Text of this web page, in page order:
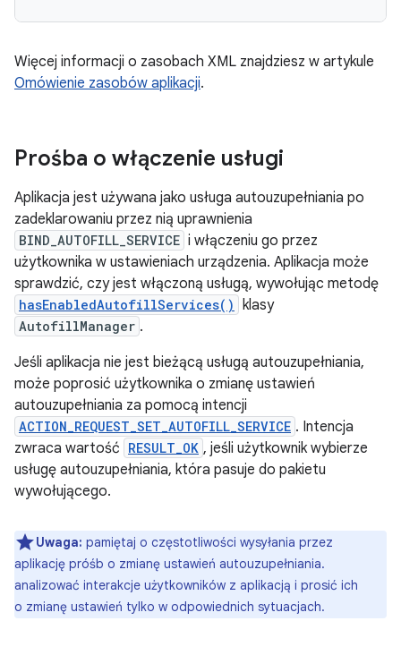
Więcej informacji o zasobach XML znajdziesz w artykule
Omówienie zasobów aplikacji.
Prośba o włączenie usługi
Aplikacja jest używana jako usługa autouzupełniania po
zadeklarowaniu przez nią uprawnienia
BIND_AUTOFILL_SERVICE i włączeniu go przez
użytkownika w ustawieniach urządzenia. Aplikacja może
sprawdzić, czy jest włączoną usługą, wywołując metodę
hasEnabledAutofillServices() klasy
AutofillManager .
Jeśli aplikacja nie jest bieżącą usługą autouzupełniania,
może poprosić użytkownika o zmianę ustawień
autouzupełniania za pomocą intencji
ACTION_REQUEST_SET_AUTOFILL_SERVICE . Intencja
zwraca wartość RESULT_OK , jeśli użytkownik wybierze
usługę autouzupełniania, która pasuje do pakietu
wywołującego.
Uwaga: pamiętaj o częstotliwości wysyłania przez
aplikację próśb o zmianę ustawień autouzupełniania.
analizować interakcje użytkowników z aplikacją i prosić ich
o zmianę ustawień tylko w odpowiednich sytuacjach.